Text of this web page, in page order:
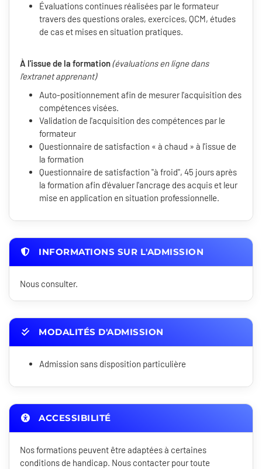
Évaluations continues réalisées par le formateur
travers des questions orales, exercices, QCM, études
de cas et mises en situation pratiques.
À l'issue de la formation(évaluations en ligne dans
l'extranet apprenant)
Auto-positionnement afin de mesurer l'acquisition des
compétences visées.
Validation de l'acquisition des compétences par le
formateur
Questionnaire de satisfaction « à chaud » à l'issue de
la formation
Questionnaire de satisfaction "à froid", 45 jours après
la formation afin d'évaluer l'ancrage des acquis et leur
mise en application en situation professionnelle.
INFORMATIONS SUR L'ADMISSION
Nous consulter.
MODALITÉS D'ADMISSION
Admission sans disposition particulière
ACCESSIBILITÉ
Nos formations peuvent être adaptées à certaines
conditions de handicap. Nous contacter pour toute